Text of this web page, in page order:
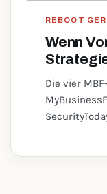
REBOOT
Wenn
Die vier